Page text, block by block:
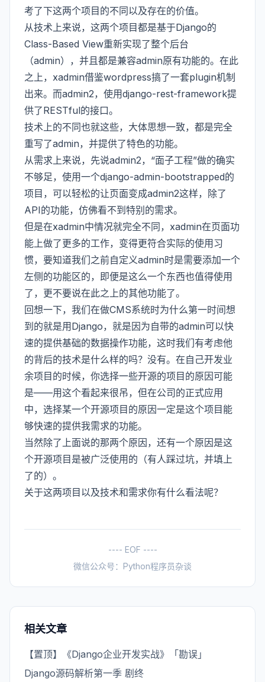
考了下这两个项目的不同以及存在的价值。
从技术上来说，这两个项目都是基于Django的
Class-Based View重新实现了整个后台
（admin），并且都是兼容admin原有功能的。在此
之上，xadmin借鉴wordpress搞了一套plugin机制
出来。而admin2，使用django-rest-framework提
供了RESTful的接口。
技术上的不同也就这些，大体思想一致，都是完全
重写了admin，并提供了特色的功能。
从需求上来说，先说admin2，“面子工程”做的确实
不够足，使用一个django-admin-bootstrapped的
项目，可以轻松的让页面变成admin2这样，除了
API的功能，仿佛看不到特别的需求。
但是在xadmin中情况就完全不同，xadmin在页面功
能上做了更多的工作，变得更符合实际的使用习
惯，要知道我们之前自定义admin时是需要添加一个
左侧的功能区的，即便是这么一个东西也值得使用
了，更不要说在此之上的其他功能了。
回想一下，我们在做CMS系统时为什么第一时间想
到的就是用Django，就是因为自带的admin可以快
速的提供基础的数据操作功能，这时我们有考虑他
的背后的技术是什么样的吗？没有。在自己开发业
余项目的时候，你选择一些开源的项目的原因可能
是——用这个看起来很吊，但在公司的正式应用
中，选择某一个开源项目的原因一定是这个项目能
够快速的提供我需求的功能。
当然除了上面说的那两个原因，还有一个原因是这
个开源项目是被广泛使用的（有人踩过坑，并填上
了的）。
关于这两项目以及技术和需求你有什么看法呢？
---- EOF ----
微信公众号：Python程序员杂谈
相关文章
【置顶】《Django企业开发实战》「勘误」
Django源码解析第一季 剧终